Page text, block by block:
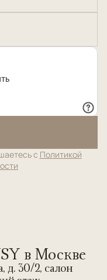
с Политикой
в Москве
д. 30/2, салон